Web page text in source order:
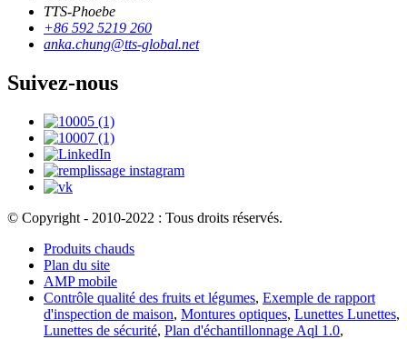
TTS-Phoebe
+86 592 5219 260
anka.chung@tts-global.net
Suivez-nous
© Copyright - 2010-2022 : Tous droits réservés.
Produits chauds
Plan du site
AMP mobile
Contrôle qualité des fruits et légumes, Exemple de rapport
d'inspection de maison, Montures optiques, Lunettes Lunettes,
Lunettes de sécurité, Plan d'échantillonnage Aql 1.0,